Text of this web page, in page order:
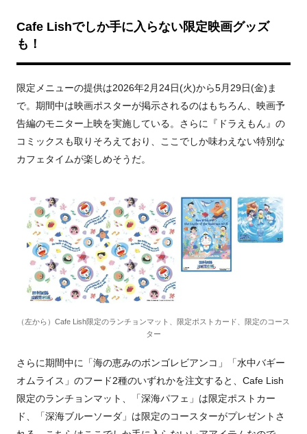
Cafe Lishでしか手に入らない限定映画グッズ
も！
限定メニューの提供は2026年2月24日(火)から5月29日(金)ま
で。期間中は映画ポスターが掲示されるのはもちろん、映画予
告編のモニター上映を実施している。さらに『ドラえもん』の
コミックスも取りそろえており、ここでしか味わえない特別な
カフェタイムが楽しめそうだ。
（左から）Cafe Lish限定のランチョンマット、限定ポストカード、限定のコース
ター
さらに期間中に「海の恵みのボンゴレビアンコ」「水中バギー
オムライス」のフード2種のいずれかを注文すると、Cafe Lish
限定のランチョンマット、「深海パフェ」は限定ポストカー
ド、「深海ブルーソーダ」は限定のコースターがプレゼントさ